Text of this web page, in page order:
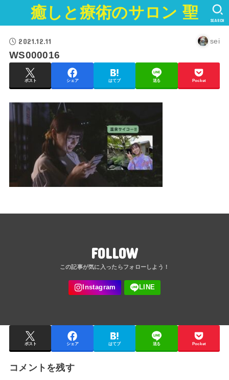
癒しと療術のサロン 聖 SEARCH
2021.12.11 sei
WS000016
ポスト シェア はてブ 送る Pocket
FOLLOW
ポスト シェア はてブ 送る Pocket
コメントを残す